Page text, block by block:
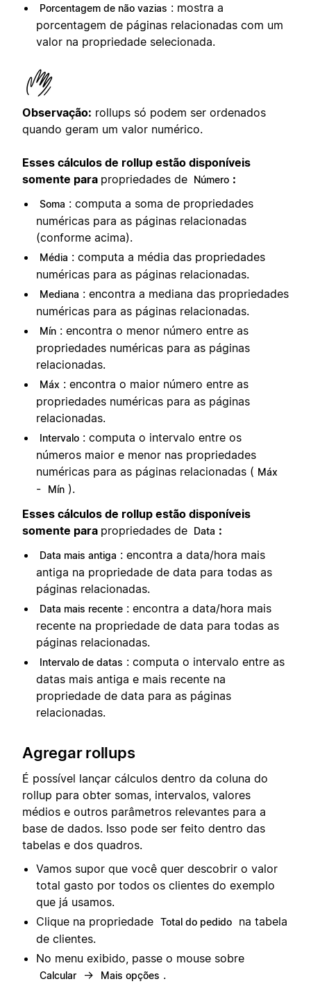
Porcentagem de não vazias : mostra a
porcentagem de páginas relacionadas com um
valor na propriedade selecionada.
Observação: rollups só podem ser ordenados
quando geram um valor numérico.
Esses cálculos de rollup estão disponíveis
somente para propriedades de Número :
Soma : computa a soma de propriedades
numéricas para as páginas relacionadas
(conforme acima).
Média : computa a média das propriedades
numéricas para as páginas relacionadas.
Mediana : encontra a mediana das propriedades
numéricas para as páginas relacionadas.
Mín : encontra o menor número entre as
propriedades numéricas para as páginas
relacionadas.
Máx : encontra o maior número entre as
propriedades numéricas para as páginas
relacionadas.
Intervalo : computa o intervalo entre os
números maior e menor nas propriedades
numéricas para as páginas relacionadas ( Máx
- Mín ).
Esses cálculos de rollup estão disponíveis
somente para propriedades de Data :
Data mais antiga : encontra a data/hora mais
antiga na propriedade de data para todas as
páginas relacionadas.
Data mais recente : encontra a data/hora mais
recente na propriedade de data para todas as
páginas relacionadas.
Intervalo de datas : computa o intervalo entre as
datas mais antiga e mais recente na
propriedade de data para as páginas
relacionadas.
Agregar rollups
É possível lançar cálculos dentro da coluna do
rollup para obter somas, intervalos, valores
médios e outros parâmetros relevantes para a
base de dados. Isso pode ser feito dentro das
tabelas e dos quadros.
Vamos supor que você quer descobrir o valor
total gasto por todos os clientes do exemplo
que já usamos.
Clique na propriedade Total do pedido
na tabela
de clientes.
No menu exibido, passe o mouse sobre
Calcular → Mais opções .